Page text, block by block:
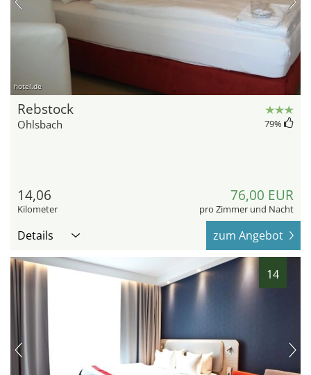
hotel.de
Rebstock
Ohlsbach 79%
14,06
Kilometer
76,00 EUR
pro Zimmer und Nacht
Details zum Angebot
14